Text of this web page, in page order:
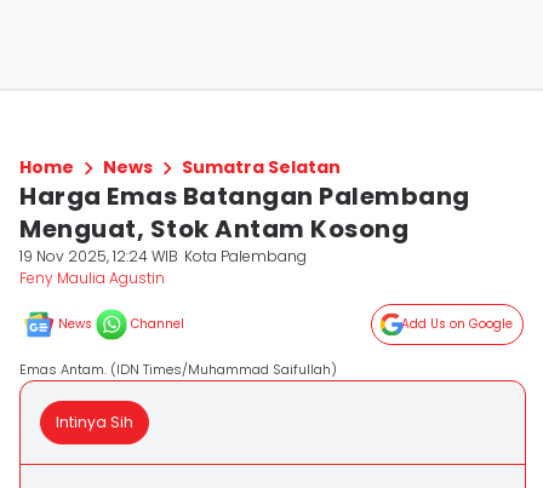
Home News Sumatra Selatan
Harga Emas Batangan Palembang
Menguat, Stok Antam Kosong
19 Nov 2025, 12:24 WIB Kota Palembang
Feny Maulia Agustin
News Channel Add Us on Google
Emas Antam. (IDN Times/Muhammad Saifullah)
Intinya Sih